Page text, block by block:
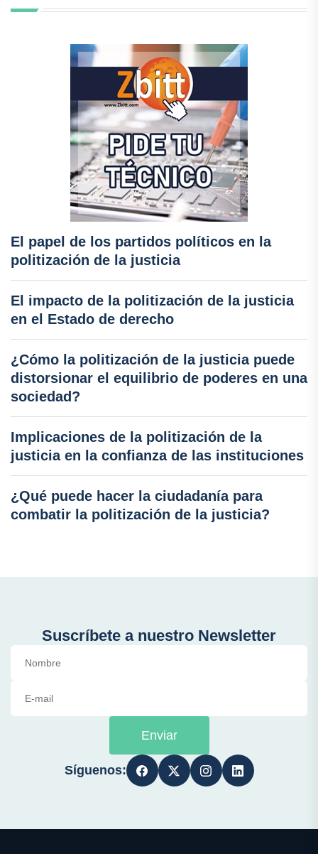
El papel de los partidos políticos en la
politización de la justicia
El impacto de la politización de la justicia
en el Estado de derecho
¿Cómo la politización de la justicia puede
distorsionar el equilibrio de poderes en una
sociedad?
Implicaciones de la politización de la
justicia en la confianza de las instituciones
¿Qué puede hacer la ciudadanía para
combatir la politización de la justicia?
Suscríbete a nuestro Newsletter
Enviar
Síguenos: